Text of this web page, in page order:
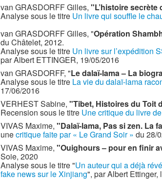
van GRASDORFF Gilles, "L’histoire secrète
Analyse sous le titre Un livre qui souffle le
van GRASDORFF Gilles, "Opération
du Châtelet, 2012.
Analyse sous le titre Un livre sur l’expédition
par Albert ETTINGER, 19/05/2016
van GRASDORFF, "Le dalaï-lama – La
Analyse sous le titre La vie du dalaï-lama
17/06/2016
VERHEST Sabine, "Tibet, Histoires du Toit
Recension sous le titre Une critique du livre
VIVAS Maxime, "Dalaï-lama, Pas si zen. La
unecritique faite par « Le Grand Soir » du 28/
VIVAS Maxime, "Ouighours – pour en finir
Soie, 2020
Analyse sous le titre "Un auteur qui a déjà
fake news sur le Xinjiang", par Albert Ettinger,